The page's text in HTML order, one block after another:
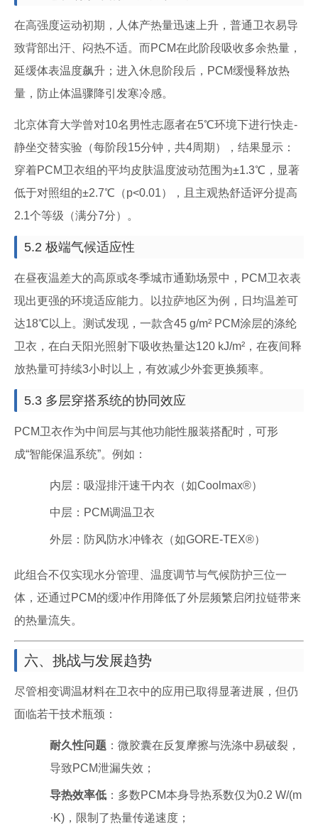
在高强度运动初期，人体产热量迅速上升，普通卫衣易导
致背部出汗、闷热不适。而PCM在此阶段吸收多余热量，
延缓体表温度飙升；进入休息阶段后，PCM缓慢释放热
量，防止体温骤降引发寒冷感。
北京体育大学曾对10名男性志愿者在5℃环境下进行快走-
静坐交替实验（每阶段15分钟，共4周期），结果显示：
穿着PCM卫衣组的平均皮肤温度波动范围为±1.3℃，显著
低于对照组的±2.7℃（p<0.01），且主观热舒适评分提高
2.1个等级（满分7分）。
5.2 极端气候适应性
在昼夜温差大的高原或冬季城市通勤场景中，PCM卫衣表
现出更强的环境适应能力。以拉萨地区为例，日均温差可
达18℃以上。测试发现，一款含45 g/m² PCM涂层的涤纶
卫衣，在白天阳光照射下吸收热量达120 kJ/m²，在夜间释
放热量可持续3小时以上，有效减少外套更换频率。
5.3 多层穿搭系统的协同效应
PCM卫衣作为中间层与其他功能性服装搭配时，可形
成“智能保温系统”。例如：
内层：吸湿排汗速干内衣（如Coolmax®）
中层：PCM调温卫衣
外层：防风防水冲锋衣（如GORE-TEX®）
此组合不仅实现水分管理、温度调节与气候防护三位一
体，还通过PCM的缓冲作用降低了外层频繁启闭拉链带来
的热量流失。
六、挑战与发展趋势
尽管相变调温材料在卫衣中的应用已取得显著进展，但仍
面临若干技术瓶颈：
耐久性问题 ：微胶囊在反复摩擦与洗涤中易破裂，
导致PCM泄漏失效；
导热效率低 ：多数PCM本身导热系数仅为0.2 W/(m
·K)，限制了热量传递速度；